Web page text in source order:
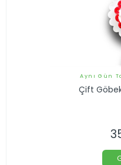
Aynı Gün
Çift